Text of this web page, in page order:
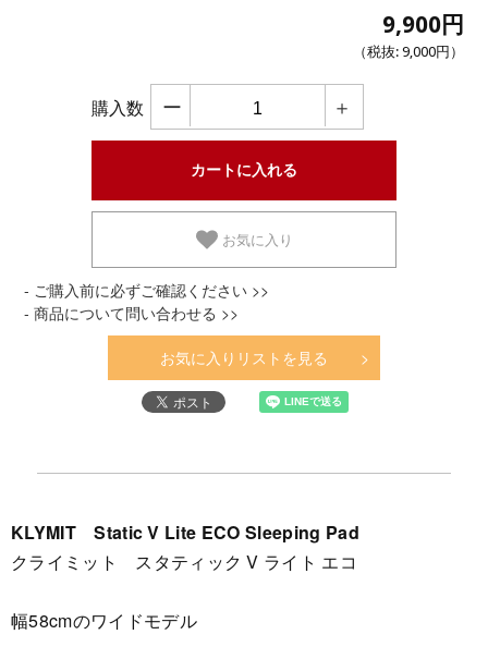
9,900円
（税抜: 9,000円 ）
購入数 ー ＋
お気に入り
- ご購入前に必ずご確認ください >>
- 商品について問い合わせる >>
お気に入りリストを見る
KLYMIT Static V Lite ECO Sleeping Pad
クライミット スタティック V ライト エコ
幅58cmのワイドモデル